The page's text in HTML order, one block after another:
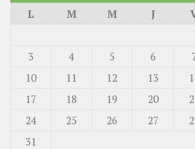
L
M M J
3
4 5 6
10
11 12 13
17
18 19 20
24
25 26 27
31